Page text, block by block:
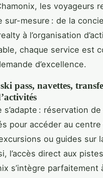
les voyageurs
sur-mesure : de la
à l’organisation
chaque service est
d’excellence.
pass, navettes,
s’adapte : réservation
pour accéder au centre
ou guides sur
l’accès direct aux
s’intègre parfaitement